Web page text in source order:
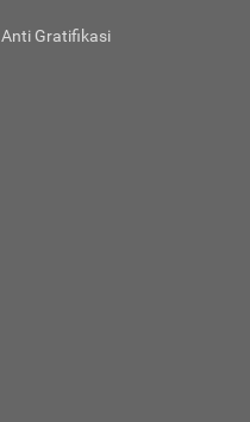
Anti Gratifikasi